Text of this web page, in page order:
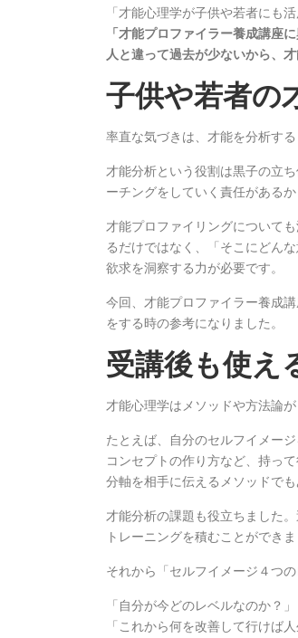
「才能心理学が子供や若者にも
「才能プロファイラー養成講座
人と違って過去が少ないから、
子供や若者の
率直な気づきは、才能を分析す
才能分析という役割は黒子の立
ーチングをしていく責任があるか
才能プロファイリングについて
るだけではなく、「そこにどん
欲求を洞察する力が必要です。
今回、才能プロファイラー養成
をする時の参考になりました。
受講後も使え
才能心理学はメソッドや方法論
たとえば、自分のセルフイメー
コンセプトの作り方など、持っ
分軸を相手に伝えるメソッドでも
才能分析の課題も役立ちました
トレーニングを積むことができ
それから「セルフイメージ４つ
「自分が今どのレベルなのか？」
「これから何を改善して行けば